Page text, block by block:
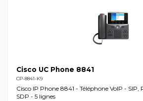
Cisco UC Phone 8841
CP-8841-K9
Cisco IP Phone 8841 - Téléphone VoIP - SIP,
SDP - 5 lignes